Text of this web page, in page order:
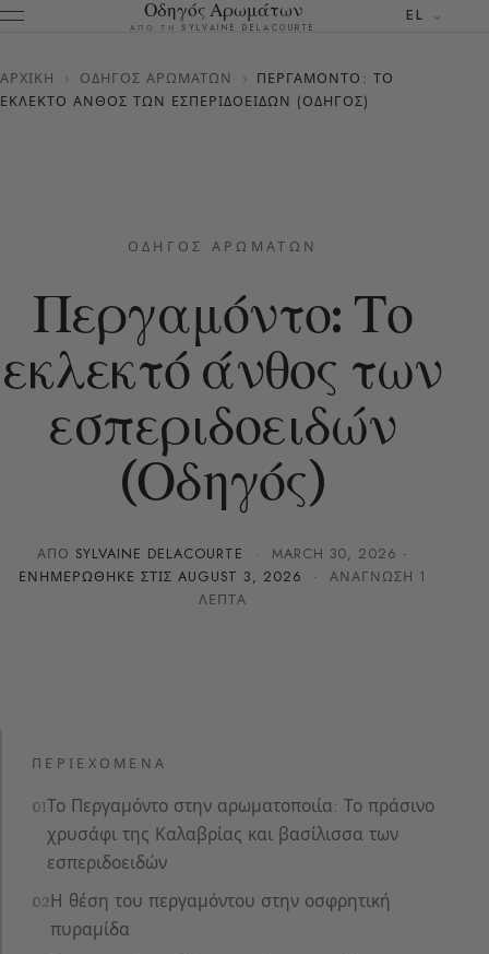
Οδηγός Αρωμάτων
ΑΠΌ ΤΗ SYLVAINE DELACOURTE
EL
ΑΡΧΙΚΉ › ΟΔΗΓΌΣ ΑΡΩΜΆΤΩΝ › ΠΕΡΓΑΜΌΝΤΟ: ΤΟ
ΕΚΛΕΚΤΌ ΆΝΘΟΣ ΤΩΝ ΕΣΠΕΡΙΔΟΕΙΔΏΝ (ΟΔΗΓΌΣ)
ΟΔΗΓΌΣ ΑΡΩΜΆΤΩΝ
Περγαμόντο: Το
εκλεκτό άνθος των
εσπεριδοειδών
(Οδηγός)
ΑΠΌ SYLVAINE DELACOURTE · MARCH 30, 2026 ·
ΕΝΗΜΕΡΏΘΗΚΕ ΣΤΙΣAUGUST 3, 2026 · ΑΝΆΓΝΩΣΗ 1
ΛΕΠΤΆ
ΠΕΡΙΕΧΌΜΕΝΑ
Το Περγαμόντο στην αρωματοποιία: Το πράσινο
χρυσάφι της Καλαβρίας και βασίλισσα των
εσπεριδοειδών
Η θέση του περγαμόντου στην οσφρητική
πυραμίδα